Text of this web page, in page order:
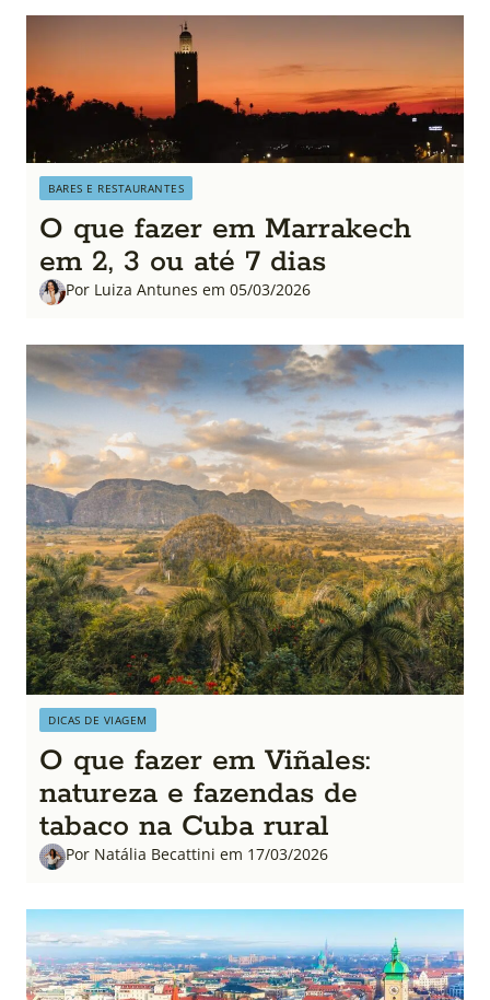
BARES E RESTAURANTES
O que fazer em Marrakech
em 2, 3 ou até 7 dias
Por Luiza Antunes em 05/03/2026
DICAS DE VIAGEM
O que fazer em Viñales:
natureza e fazendas de
tabaco na Cuba rural
Por Natália Becattini em 17/03/2026